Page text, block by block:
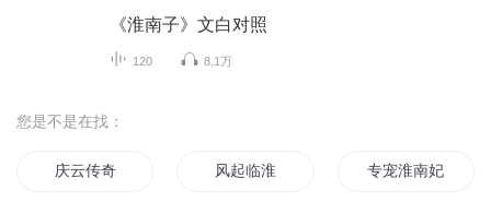
《淮南子》文白对照
120 8.1万
您是不是在找：
庆云传奇 风起临淮 专宠淮南妃